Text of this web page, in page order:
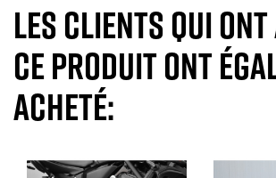
Les clients qui
ce produit ont
acheté: